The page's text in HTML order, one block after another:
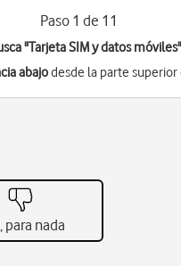
Paso 1 de 11
"Tarjeta SIM y datos móviles"
abajodesde la parte
para nada